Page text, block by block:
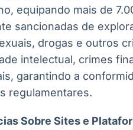
equipando mais de
sancionadas de
drogas e outros
intelectual, crimes
garantindo a
regulamentares.
Sobre Sites e